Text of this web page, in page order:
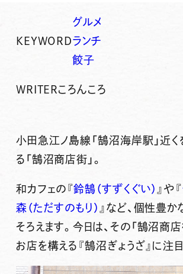
KEYWORD
グルメ
ランチ
餃子
WRITERころんころ
小田急江ノ島線「鵠沼海岸駅」近
る 「鵠沼商店街」。
和カフェの『鈴鵠（すずくぐい） 』や『
森（ただすのもり） 』など、個性豊
そろえます。今日は、その「鵠沼商
お店を構える 『鵠沼ぎょうざ』 に注目